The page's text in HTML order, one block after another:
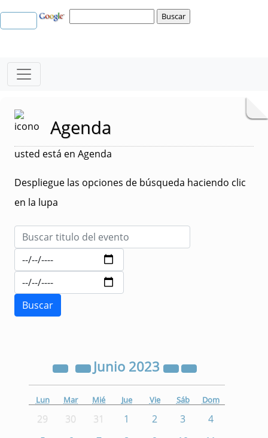
Agenda
usted está en Agenda
Despliegue las opciones de búsqueda haciendo clic
en la lupa
Junio 2023
Lun Mar Mié Jue Vie Sáb Dom
29 30 31 1 2 3
4